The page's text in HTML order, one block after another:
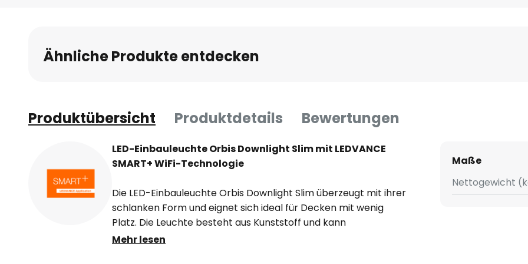
Ähnliche Produkte entdecken
Produktübersicht Produktdetails Bewertungen
LED-Einbauleuchte Orbis Downlight Slim mit LEDVANCE
SMART+ WiFi-Technologie
Die LED-Einbauleuchte Orbis Downlight Slim überzeugt mit ihrer
schlanken Form und eignet sich ideal für Decken mit wenig
Platz. Die Leuchte besteht aus Kunststoff und kann
beispielsweise für die Beleuchtung von Fluren, Korridoren oder
Mehr lesen
Maße
Nettogewicht